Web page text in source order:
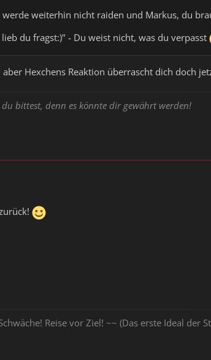
weiterhin nicht raiden und Markus, du
du fragst:)" - Du weist nicht, was du verpasst
aber Hexchens Reaktion überrascht dich doch
du bittest, denn es könnte dir gewährt werden!
Reise vor Ziel! ~~ (Das erste Ideal